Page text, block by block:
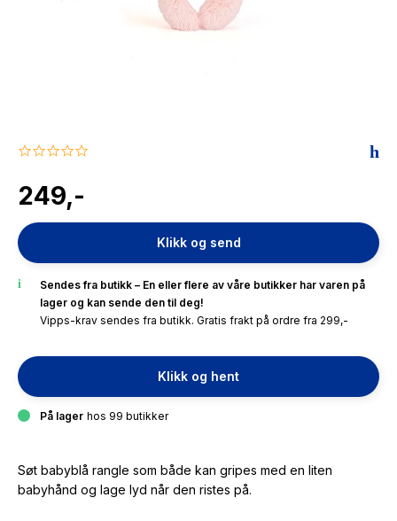
0.0
rating
249,-
Klikk og send
Sendes fra butikk – En eller flere av våre butikker har varen på
lager og kan sende den til deg!
Vipps-krav sendes fra butikk. Gratis frakt på ordre fra 299,-
Klikk og hent
På lager hos 99 butikker
Søt babyblå rangle som både kan gripes med en liten
babyhånd og lage lyd når den ristes på.